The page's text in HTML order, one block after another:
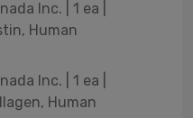
Inc. | 1 ea |
Human
Inc. | 1 ea |
Human